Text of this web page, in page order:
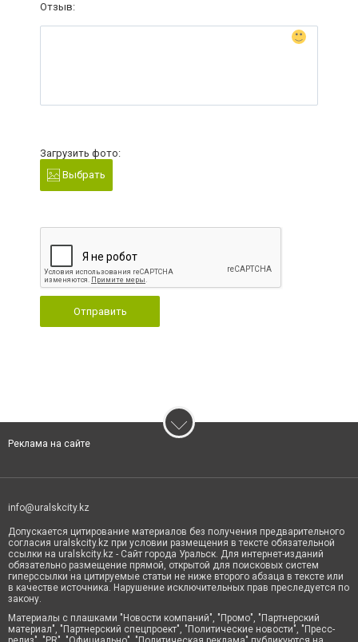
Отзыв:
Загрузить фото:
Выбрать
Отправить
Реклама на сайте
info@uralskcity.kz
Допускается цитирование материалов без получения предварительного
согласия uralskcity.kz при условии размещения в тексте обязательной
ссылки на uralskcity.kz - Сайт города Уральск. Для интернет-изданий
обязательно размещение прямой, открытой для поисковых систем
гиперссылки на цитируемые статьи не ниже второго абзаца в тексте или
в качестве источника. Нарушение исключительных прав преследуется по
закону.
Материалы с плашками "Новости компаний", "Промо", "Партнерский
материал", "Партнерский спецпроект", "Политические новости", "Пресс-